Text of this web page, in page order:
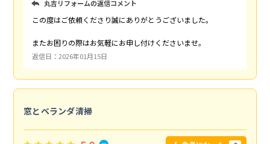
丸吉リフォームの返信コメント
この度はご依頼くださり誠にありがとうございました。
またお困りの際はお気軽にお申し付けくださいませ。
返信日：2026年01月15日
窓とベランダ清掃